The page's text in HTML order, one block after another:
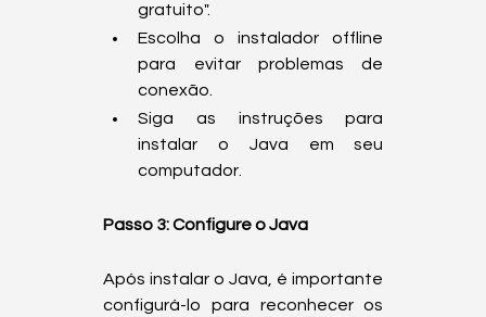
gratuito".
Escolha o instalador offline
para evitar problemas de
conexão.
Siga as instruções para
instalar o Java em seu
computador.
Passo 3: Configure o Java
Após instalar o Java, é importante
configurá-lo para reconhecer os